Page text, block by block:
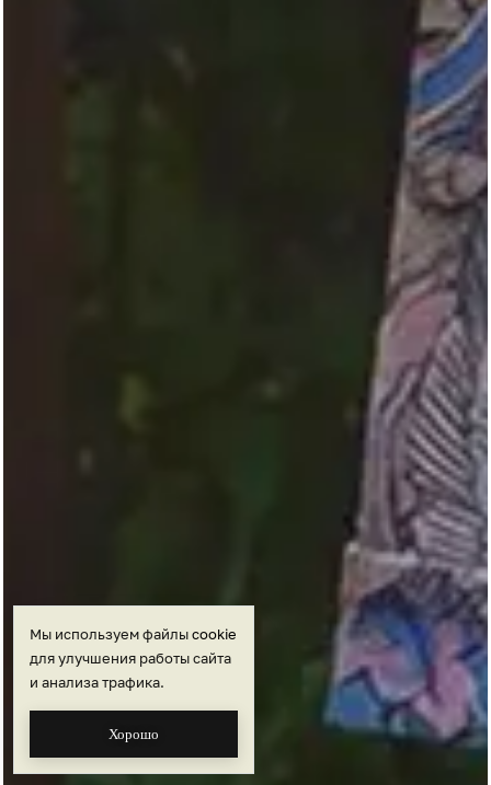
Мы используем файлыcookie
для улучшения работы сайта
и анализа трафика.
Хорошо